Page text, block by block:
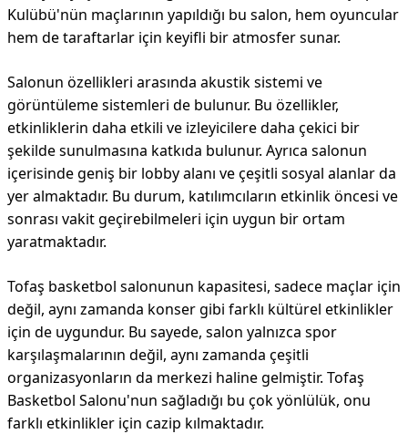
Kulübü'nün maçlarının yapıldığı bu salon, hem oyuncular
hem de taraftarlar için keyifli bir atmosfer sunar.
Salonun özellikleri arasında akustik sistemi ve
görüntüleme sistemleri de bulunur. Bu özellikler,
etkinliklerin daha etkili ve izleyicilere daha çekici bir
şekilde sunulmasına katkıda bulunur. Ayrıca salonun
içerisinde geniş bir lobby alanı ve çeşitli sosyal alanlar da
yer almaktadır. Bu durum, katılımcıların etkinlik öncesi ve
sonrası vakit geçirebilmeleri için uygun bir ortam
yaratmaktadır.
Tofaş basketbol salonunun kapasitesi, sadece maçlar için
değil, aynı zamanda konser gibi farklı kültürel etkinlikler
için de uygundur. Bu sayede, salon yalnızca spor
karşılaşmalarının değil, aynı zamanda çeşitli
organizasyonların da merkezi haline gelmiştir. Tofaş
Basketbol Salonu'nun sağladığı bu çok yönlülük, onu
farklı etkinlikler için cazip kılmaktadır.